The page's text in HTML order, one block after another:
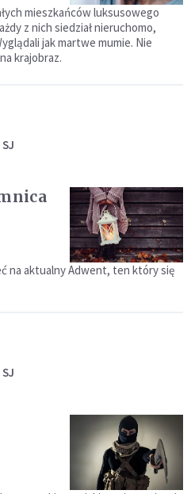
mieszkańców luksusowego
z nich siedział nieruchomo,
jak martwe mumie. Nie
krajobraz.
na aktualny Adwent, ten który się